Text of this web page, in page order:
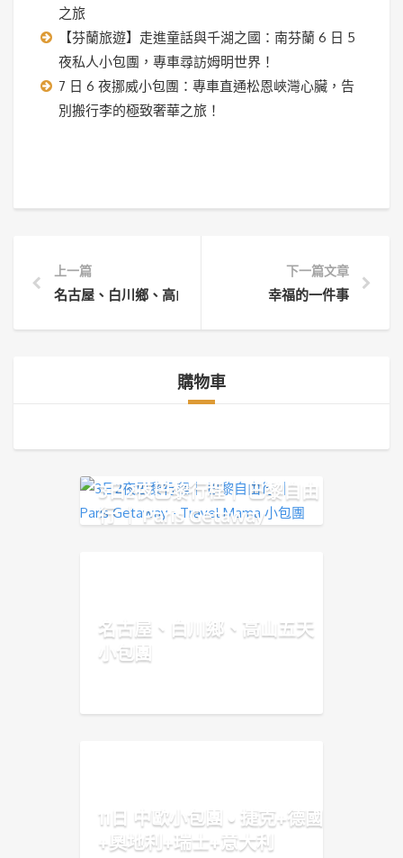
之旅
【芬蘭旅遊】走進童話與千湖之國：南芬蘭 6 日 5
夜私人小包團，專車尋訪姆明世界！
7 日 6 夜挪威小包團：專車直通松恩峽灣心臟，告
別搬行李的極致奢華之旅！
上一篇
名古屋、白川鄉、高山五天小包團：童話與購物的完美平
下一篇文章
幸福的一件事
購物車
3日2夜巴黎行程｜ 巴黎自由
行 ｜ Paris Getaway
名古屋、白川鄉、高山五天
小包團
11日 中歐小包團 • 捷克+德國
+奧地利+瑞士+意大利